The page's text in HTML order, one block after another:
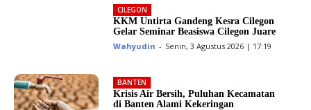
CILEGON
KKM Untirta Gandeng Kesra Cilegon
Gelar Seminar Beasiswa Cilegon Juare
Wahyudin - Senin, 3 Agustus 2026 | 17:19
BANTEN
Krisis Air Bersih, Puluhan Kecamatan
di Banten Alami Kekeringan